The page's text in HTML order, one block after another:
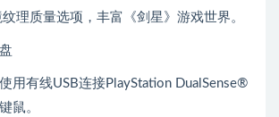
理质量选项，丰富《剑星》游戏世界。
用有线USB连接PlayStation DualSense®
鼠。